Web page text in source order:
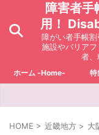
障害者手
用！
障がい者手帳
施設やバリア
者、
ホーム -Home- 特
HOME > 近畿地方 > 大